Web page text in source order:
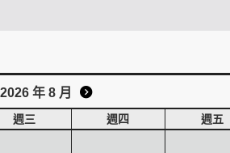
2026 年 8 月
週三 週四 週五